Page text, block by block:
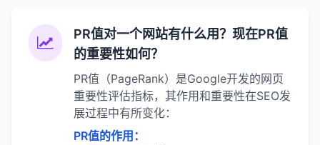
PR值对一个网站有什么用？现在PR值
的重要性如何？
PR值（PageRank）是Google开发的网页
重要性评估指标，其作用和重要性在SEO发
展过程中有所变化：
PR值的作用：